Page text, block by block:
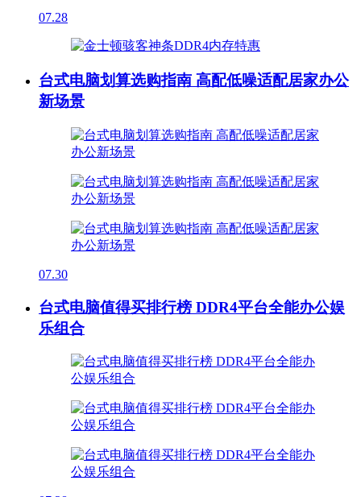
07.28
台式电脑划算选购指南 高配低噪适配居家办公
新场景
07.30
台式电脑值得买排行榜 DDR4平台全能办公娱
乐组合